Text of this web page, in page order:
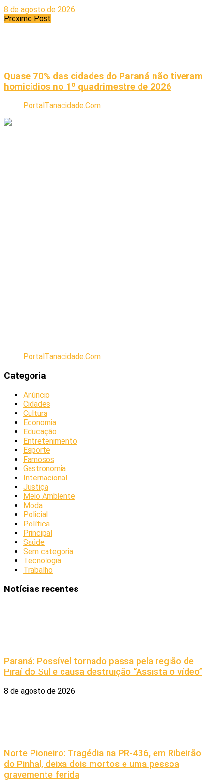
8 de agosto de 2026
Próximo Post
Quase 70% das cidades do Paraná não tiveram
homicídios no 1º quadrimestre de 2026
PortalTanacidade.Com
PortalTanacidade.Com
Categoria
Anúncio
Cidades
Cultura
Economia
Educação
Entretenimento
Esporte
Famosos
Gastronomia
Internacional
Justiça
Meio Ambiente
Moda
Policial
Política
Principal
Saúde
Sem categoria
Tecnologia
Trabalho
Notícias recentes
Paraná: Possível tornado passa pela região de
Piraí do Sul e causa destruição “Assista o vídeo”
8 de agosto de 2026
Norte Pioneiro: Tragédia na PR-436, em Ribeirão
do Pinhal, deixa dois mortos e uma pessoa
gravemente ferida